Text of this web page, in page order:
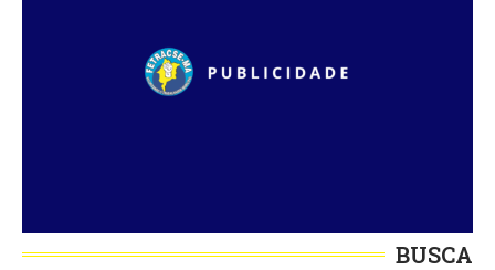
BUSCA